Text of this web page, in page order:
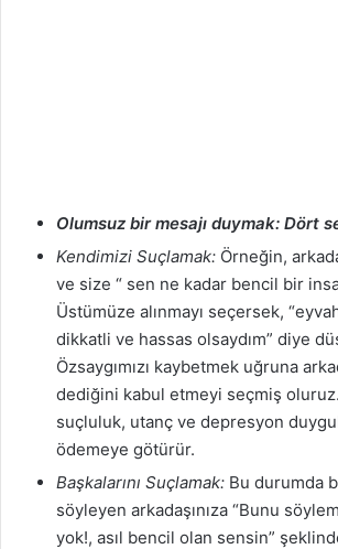
Olumsuz bir mesajı duymak: Dört
Kendimizi Suçlamak: Örneğin,
ve size “ sen ne kadar bencil bir
Üstümüze alınmayı seçersek,
dikkatli ve hassas olsaydım” diye
Özsaygımızı kaybetmek uğruna
dediğini kabul etmeyi seçmiş
suçluluk, utanç ve depresyon
ödemeye götürür.
Başkalarını Suçlamak: Bu durumda
söyleyen arkadaşınıza “Bunu
yok!, asıl bencil olan sensin”